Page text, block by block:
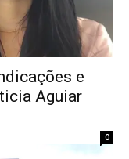
e
Aguiar
0